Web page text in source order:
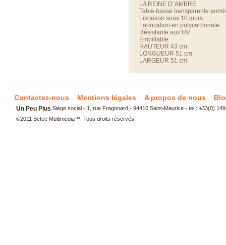
LA REINE D' AMBRE
Table basse transparente
Livraison sous 10 jours
Fabrication en polycarbonate
Résistante aux UV
Empillable
HAUTEUR 43 cm
LONGUEUR 51 cm
LARGEUR 51 cm
Contactez-nous Mentions légales A propos de nous
Un Peu Plus Siège social - 1, rue Fragonard - 94410 Saint-Maurice - tel : +33(0)
©2011 Setec Multimedia™. Tous droits réservés